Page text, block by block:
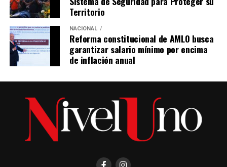
Territorio
NACIONAL
Reforma constitucional de AMLO busca
garantizar salario mínimo por encima
de inflación anual